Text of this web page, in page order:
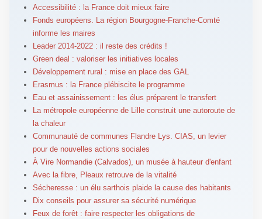
Accessibilité : la France doit mieux faire
Fonds européens. La région Bourgogne-Franche-Comté
informe les maires
Leader 2014-2022 : il reste des crédits !
Green deal : valoriser les initiatives locales
Développement rural : mise en place des GAL
Erasmus : la France plébiscite le programme
Eau et assainissement : les élus préparent le transfert
La métropole européenne de Lille construit une autoroute de
la chaleur
Communauté de communes Flandre Lys. CIAS, un levier
pour de nouvelles actions sociales
À Vire Normandie (Calvados), un musée à hauteur d'enfant
Avec la fibre, Pleaux retrouve de la vitalité
Sécheresse : un élu sarthois plaide la cause des habitants
Dix conseils pour assurer sa sécurité numérique
Feux de forêt : faire respecter les obligations de